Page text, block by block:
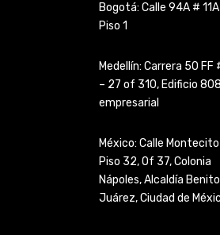
Bogotá: Calle 94A #
Piso 1
Medellín: Carrera 50 FF
– 27 of 310, Edificio 808
empresarial
México: Calle
Piso 32, Of 37, Colonia
Nápoles,Alcaldía Benito
Juárez, Ciudad de